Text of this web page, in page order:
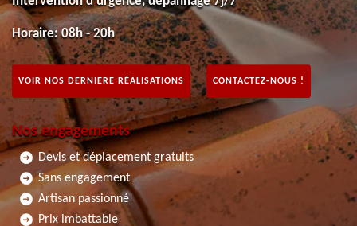
Horaire: 08h - 20h
VOIR NOS DERNIERE RÉALISATIONS CONTACTEZ-NOUS !
Nos engagements
Devis et déplacement gratuits
Sans engagement
Artisan passionné
Prix imbattable